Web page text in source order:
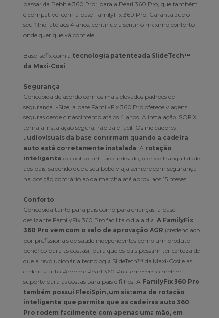
passar da Pebble 360 Pro² para a Pearl 360 Pro, que também
é compatível com a base FamilyFix 360 Pro. Garanta que o
seu filho, até aos 4 anos, continue a sentir o máximo conforto
onde quer que vá com ele.
Base Isofix com a tecnologia patenteada SlideTech™
da Maxi-Cosi.
Segurança
Concebida de acordo com os mais elevados padrões de
segurança i-Size, a base FamilyFix 360 Pro oferece viagens
seguras desde o nascimento até os 4 anos. A instalação ISOFIX
torna a instalação segura, rápida e fácil. Os indicadores
audiovisuais da base confirmam quando a cadeira
auto está corretamente instalada. A rotação
inteligente e o botão anti-uso indevido, oferece tranquilidade
aos pais, sabendo que o seu bebé viaja sempre com segurança
na posição contrário ao da marcha até aprox. aos 15 meses.
Conforto
Concebida tanto para pais como para crianças, a base
deslizante FamilyFix 360 Pro facilita o dia a dia. A FamilyFix
360 Pro vem com o selo de aprovação AGR (credenciado
por profissionais de saúde independentes como um produto
benéfico para as costas), para que os pais possam ter certeza de
que a revolucionária tecnologia SlideTech™ da Maxi-Cosi e as
cadeiras auto Pebble e Pearl 360 Pro fornecem o melhor
suporte para as costas para pais e filhos. A FamilyFix 360 Pro
também possui FlexiSpin, um sistema de rotação
inteligente que permite que as cadeiras auto 360
Pro rodem facilmente com apenas uma mão, em